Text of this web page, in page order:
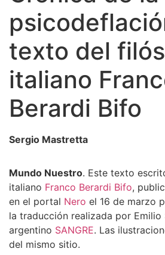
texto del
italiano
Berardi Bifo
Sergio Mastretta
Mundo Nuestro. Este texto
italiano Franco Berardi Bifo,
en el portal Nero el 16 de marzo
la traducción realizada por
argentino SANGRE. Las
del mismo sitio.